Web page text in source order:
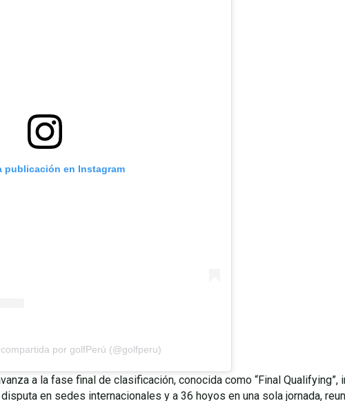
publicación en Instagram
por golfPerú (@golfperu)
a la fase final de clasificación, conocida como “Final
en sedes internacionales y a 36 hoyos en una sola jornada,